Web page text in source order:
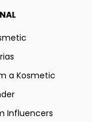
a Kosmetic
Influencers